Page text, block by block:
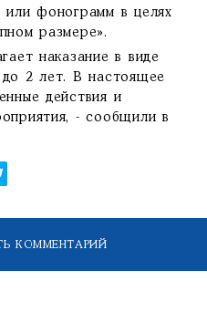
или фонограмм в целях
размере».
наказание в виде
2 лет. В настоящее
действия и
- сообщили в
КОММЕНТАРИЙ